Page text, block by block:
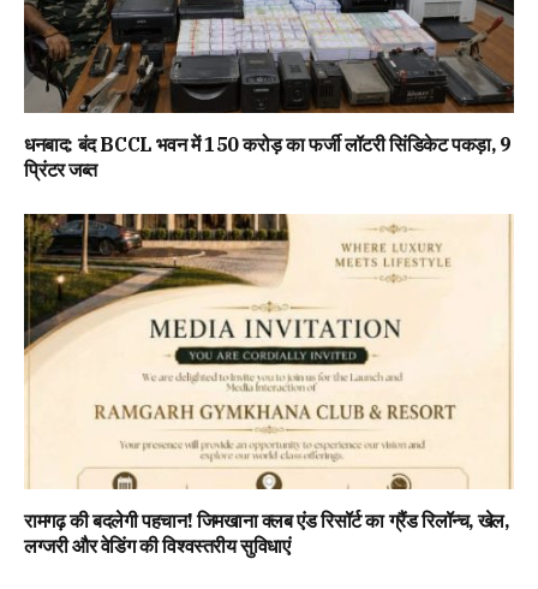
धनबाद: बंद BCCL भवन में 150 करोड़ का फर्जी लॉटरी सिंडिकेट पकड़ा, 9
प्रिंटर जब्त
रामगढ़ की बदलेगी पहचान! जिमखाना क्लब एंड रिसॉर्ट का ग्रैंड रिलॉन्च, खेल,
लग्जरी और वेडिंग की विश्वस्तरीय सुविधाएं